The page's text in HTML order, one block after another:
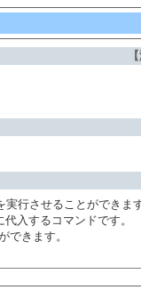
実行させることができま
入するコマンドです。
できます。